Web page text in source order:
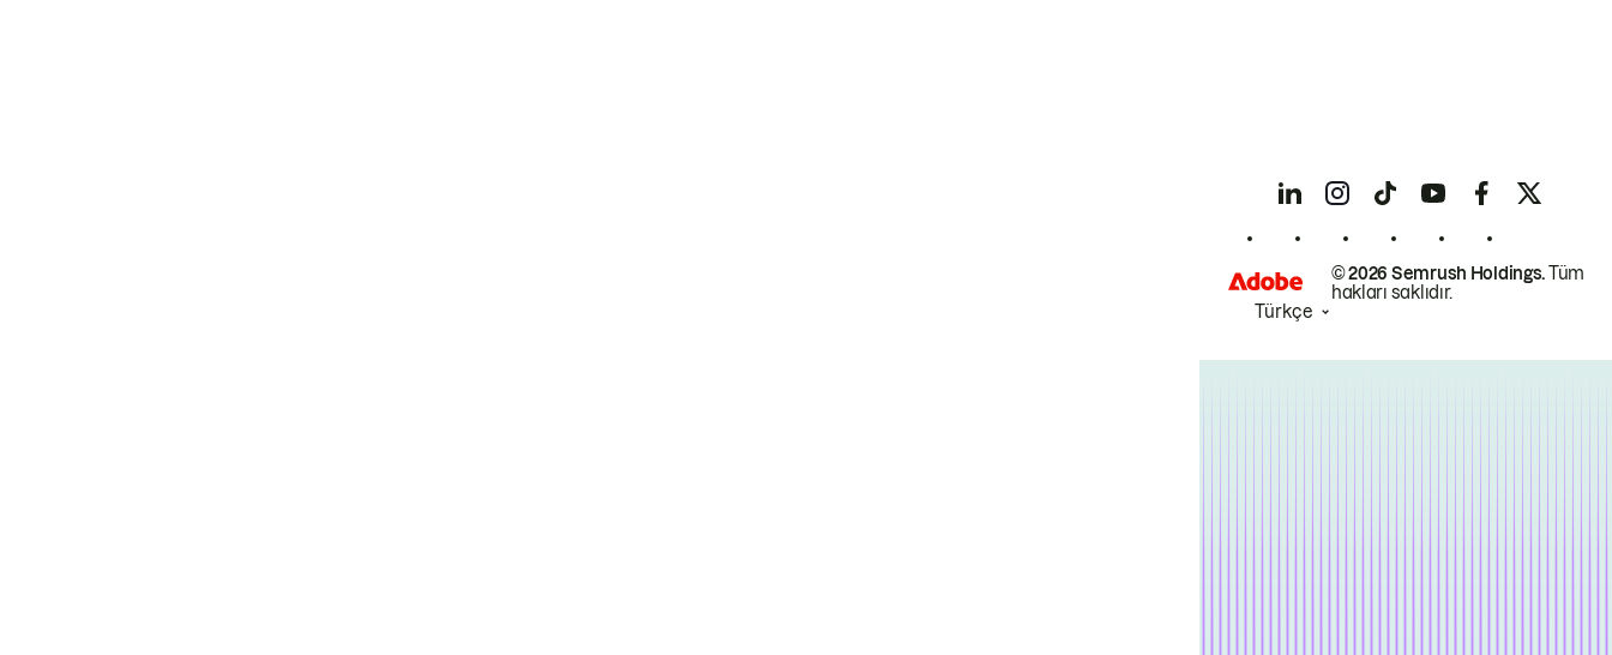
© 2026 Semrush Holdings.Tüm
hakları saklıdır.
Türkçe